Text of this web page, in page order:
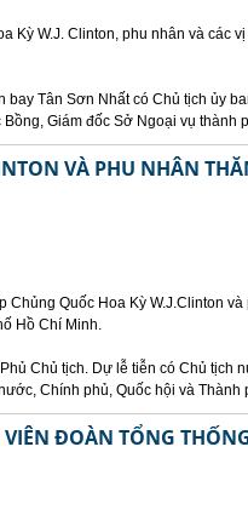
Kỳ W.J. Clinton, phu nhân và các
bay Tân Sơn Nhất có Chủ tịch ủy
Giám đốc Sở Ngoại vụ thành
VÀ PHU NHÂN
Chủng Quốc Hoa Kỳ W.J.Clinton
Hồ Chí Minh.
Chủ tịch. Dự lễ tiễn có Chủ tịch
Chính phủ, Quốc hội và Thành
ĐOÀN TỔNG